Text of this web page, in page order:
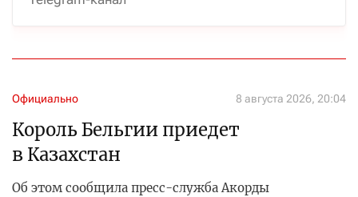
Официально 8 августа 2026, 20:04
Король Бельгии приедет
в Казахстан
Об этом сообщила пресс-служба Акорды